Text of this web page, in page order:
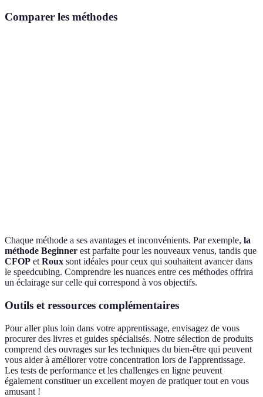
Comparer les méthodes
Chaque méthode a ses avantages et inconvénients. Par exemple, la
méthode Beginner est parfaite pour les nouveaux venus, tandis que
CFOP et Roux sont idéales pour ceux qui souhaitent avancer dans
le speedcubing. Comprendre les nuances entre ces méthodes offrira
un éclairage sur celle qui correspond à vos objectifs.
Outils et ressources complémentaires
Pour aller plus loin dans votre apprentissage, envisagez de vous
procurer des livres et guides spécialisés. Notre sélection de produits
comprend des ouvrages sur les techniques du bien-être qui peuvent
vous aider à améliorer votre concentration lors de l'apprentissage.
Les tests de performance et les challenges en ligne peuvent
également constituer un excellent moyen de pratiquer tout en vous
amusant !